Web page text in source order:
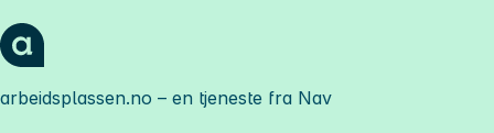
arbeidsplassen.no – en tjeneste fra Nav